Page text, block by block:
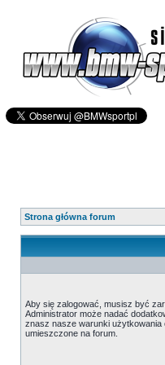
Strona główna forum
Aby się zalogować, musisz być
Administrator może nadać
znasz nasze warunki
umieszczone na forum.